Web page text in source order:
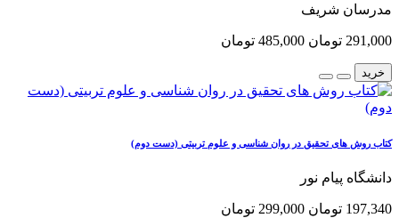
مدرسان شریف
291,000 تومان 485,000 تومان
خرید
کتاب روش های تحقیق در روان شناسی و علوم تربیتی (دست دوم)
دانشگاه پیام نور
197,340 تومان 299,000 تومان